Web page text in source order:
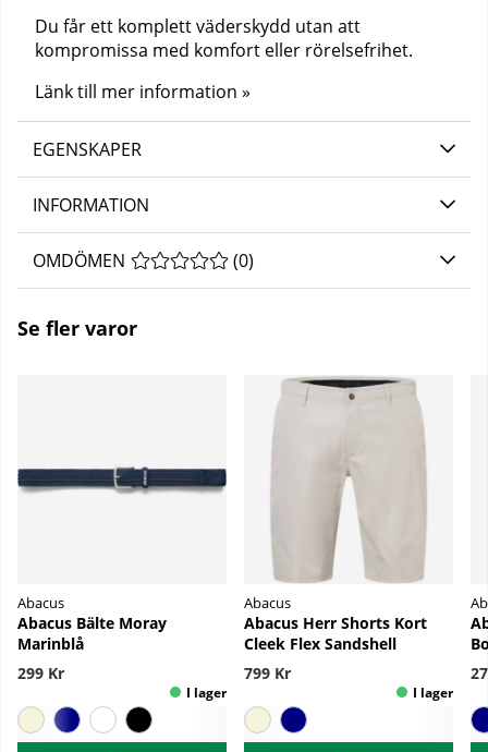
Du får ett komplett väderskydd utan att
kompromissa med komfort eller rörelsefrihet.
Länk till mer information »
EGENSKAPER
INFORMATION
OMDÖMEN MEDELBETYG 0 AV 5 ANTAL BETYG 0
(0)
Se fler varor
Abacus
Abacus Bälte Moray
Marinblå
299 Kr
Abacus
Abacus Herr Shorts Kort
Cleek Flex Sandshell
799 Kr